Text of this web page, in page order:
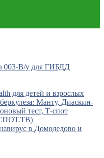
003-В/у для ГИБДД
для детей и взрослых
Манту, Диаскин-
тест, Т-спот
в Домодедово и